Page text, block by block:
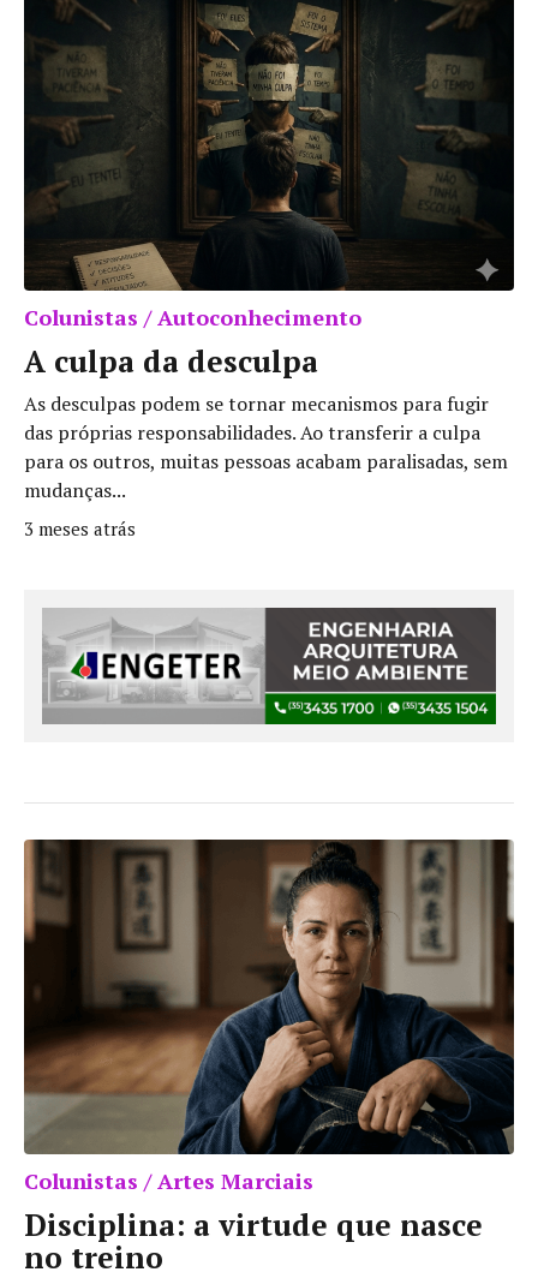
Colunistas / Autoconhecimento
A culpa da desculpa
As desculpas podem se tornar mecanismos para fugir
das próprias responsabilidades. Ao transferir a culpa
para os outros, muitas pessoas acabam paralisadas, sem
mudanças...
3 meses atrás
Colunistas / Artes Marciais
Disciplina: a virtude que nasce
no treino